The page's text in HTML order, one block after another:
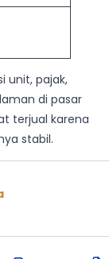
unit, pajak,
di pasar
terjual karena
stabil.